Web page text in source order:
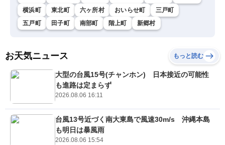
横浜町
東北町 六ヶ所村 おいらせ町
三戸町
五戸町
田子町 南部町 階上町 新郷村
お天気ニュース もっと読む
大型の台風15号(チャンホン) 日本接近の可能性
も進路は定まらず
2026.08.06 16:11
台風13号近づく南大東島で風速30m/s 沖縄本島
も明日は暴風雨
2026.08.06 15:54